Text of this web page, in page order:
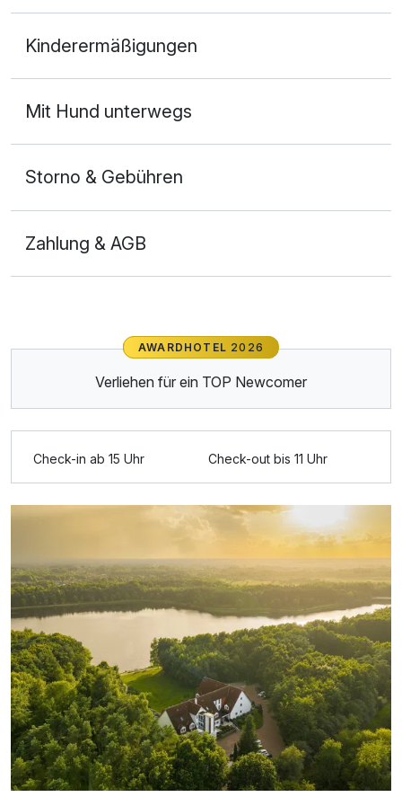
2 Erwachsene
Für 3 Tage 259,00 €
Doppelzimmer mit Terrasse
Kinderermäßigungen
Mit Hund unterwegs
Storno & Gebühren
Zahlung & AGB
AWARDHOTEL 2026
Verliehen für ein TOP Newcomer
Check-in ab 15 Uhr Check-out bis 11 Uhr